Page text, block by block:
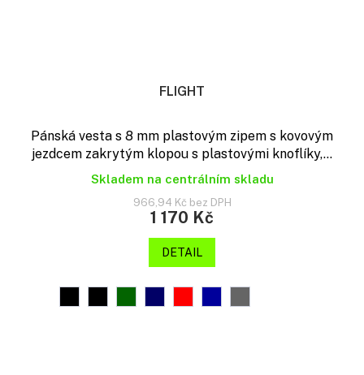
FLIGHT
Pánská vesta s 8 mm plastovým zipem s kovovým
jezdcem zakrytým klopou s plastovými knoflíky,...
Skladem na centrálním skladu
966,94 Kč bez DPH
1 170 Kč
DETAIL